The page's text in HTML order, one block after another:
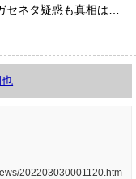
セネタ疑惑も真相は…
202203030001120.htm